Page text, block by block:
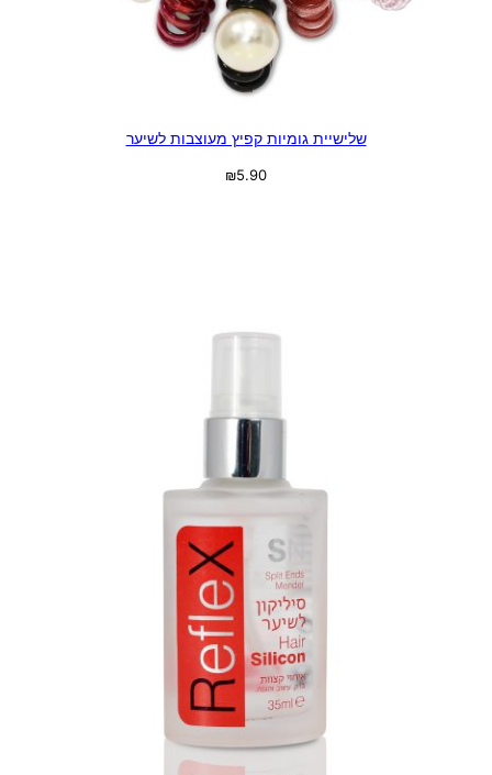
שלישיית גומיות קפיץ מעוצבות לשיער
₪5.90